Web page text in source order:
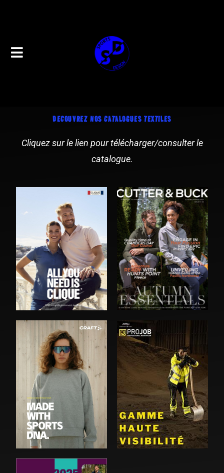
DECOUVREZ NOS CATALOGUES TEXTILES
Cliquez sur le lien pour télécharger/consulter le
catalogue.